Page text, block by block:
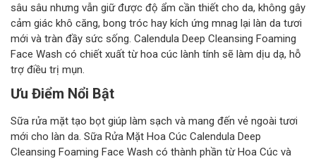
sâu sâu nhưng vẫn giữ được độ ẩm cần thiết cho da, không gây
cảm giác khô căng, bong tróc hay kích ứng mnag lại làn da tươi
mới và tràn đầy sức sống. Calendula Deep Cleansing Foaming
Face Wash có chiết xuất từ hoa cúc lành tính sẽ làm dịu dạ, hỗ
trợ điều trị mụn.
Ưu Điểm Nổi Bật
Sữa rửa mặt tạo bọt giúp làm sạch và mang đến vẻ ngoài tươi
mới cho làn da. Sữa Rửa Mặt Hoa Cúc Calendula Deep
Cleansing Foaming Face Wash có thành phần từ Hoa Cúc và